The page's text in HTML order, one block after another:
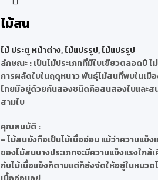
ไม้สน
ไม้ ประตู หน้าต่าง,ไม้แปรรูป,ไม้แปรรูป
ลักษณะ: เป็นไม้ประเภทที่มีใบเขียวตลอดปี ไ
การผลัดใบในฤดูหนาว พันธุ์ไม้สนที่พบในเมื
ไทยมีอยู่ด้วยกันสองชนิดคือสนสองใบและส
สามใบ
คุณสมบัติ :
- ไม้สนยังถือเป็นไม้เนื้ออ่อน แม้ว่าความแข็ง
ของไม้สนบางประเภทจะมีความแข็งแรงใกล้
กับไม้เนื้อแข็งก็ตามแต่ก็ยังจัดให้อยู่ในหมวด